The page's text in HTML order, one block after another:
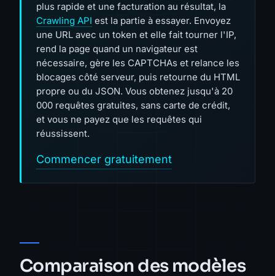
plus rapide et une facturation au résultat, la
Crawling API est la partie à essayer. Envoyez
une URL avec un token et elle fait tourner l'IP,
rend la page quand un navigateur est
nécessaire, gère les CAPTCHAs et relance les
blocages côté serveur, puis retourne du HTML
propre ou du JSON. Vous obtenez jusqu'à 20
000 requêtes gratuites, sans carte de crédit,
et vous ne payez que les requêtes qui
réussissent.
Commencer gratuitement
Comparaison des modèles